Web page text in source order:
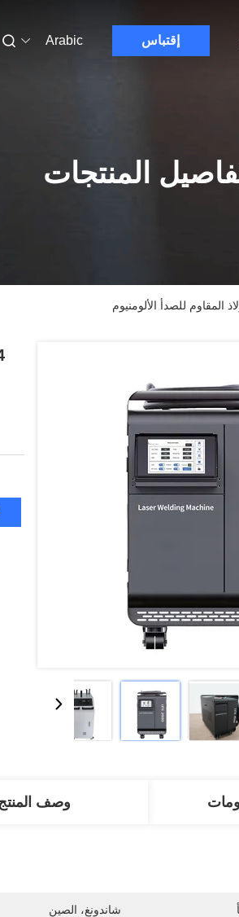
إقتباس Arabic
المنتجات
وصف
شاندونغ، الصين